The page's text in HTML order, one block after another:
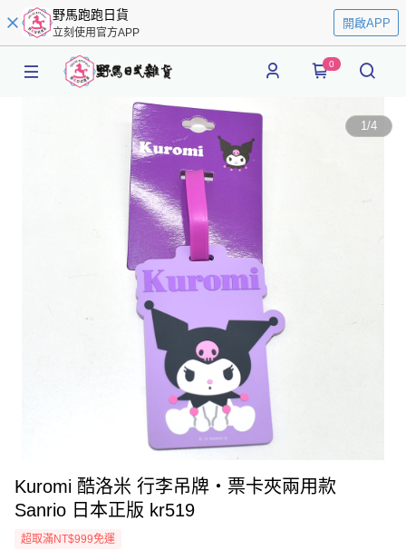
野馬跑跑日貨
立刻使用官方APP
開啟APP
0
1/4
Kuromi 酷洛米 行李吊牌・票卡夾兩用款
Sanrio 日本正版 kr519
超取滿NT$999免運